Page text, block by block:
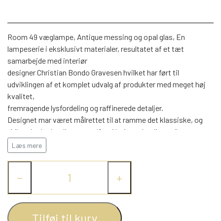
ENTRE
BELYSNING
REOLER
REOL MISTRAL
REOL SIGN
SPEJLE
VÆGPANELER
SPEJLE
VÆGPANELER
SPEJLE
VÆGPANELER
SPEJLE
SPEJLE
PARKERING
AFHENTNING
MONTERING & LEVERING
Room 49 væglampe, Antique messing og opal glas, En
lampeserie i eksklusivt materialer, resultatet af et tæt
samarbejde med interiør
designer Christian Bondo Gravesen hvilket har ført til
udviklingen af et komplet udvalg af produkter med meget høj
kvalitet,
fremragende lysfordeling og raffinerede detaljer.
Designet mar været målrettet til at ramme det klassiske, og
tidløst look, detaljerne er udført i højeste kvalitet, alle
modellerne er med højglanspoleret 2-lagsglas.
På denne væglampe er der kræset for æstetikken, hvor man
betjeningen er nem og ligetil. Kablet er med tekstil, og
fleksibiliten er helt i top med kipleddet som gør det muligt at
rotere lampeskærmen hele vej om sig selv. Korpusset er udført
i en tyk metal der øger stabiliten og holdbarheden. Med E27
Læs mere
− +
Tilføj til kurv